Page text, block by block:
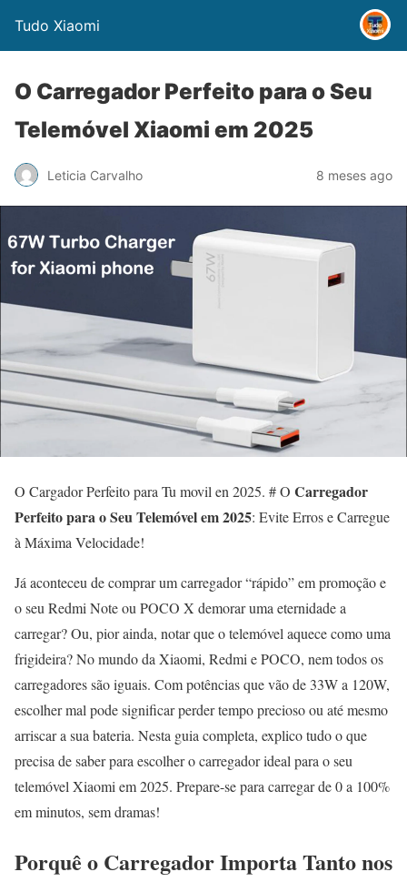
Tudo Xiaomi
O Carregador Perfeito para o Seu
Telemóvel Xiaomi em 2025
Leticia Carvalho 8 meses ago
O Cargador Perfeito para Tu movil en 2025. # O Carregador
Perfeito para o Seu Telemóvel em 2025: Evite Erros e Carregue
à Máxima Velocidade!
Já aconteceu de comprar um carregador “rápido” em promoção e
o seu Redmi Note ou POCO X demorar uma eternidade a
carregar? Ou, pior ainda, notar que o telemóvel aquece como uma
frigideira? No mundo da Xiaomi, Redmi e POCO, nem todos os
carregadores são iguais. Com potências que vão de 33W a 120W,
escolher mal pode significar perder tempo precioso ou até mesmo
arriscar a sua bateria. Nesta guia completa, explico tudo o que
precisa de saber para escolher o carregador ideal para o seu
telemóvel Xiaomi em 2025. Prepare-se para carregar de 0 a 100%
em minutos, sem dramas!
Porquê o Carregador Importa Tanto nos